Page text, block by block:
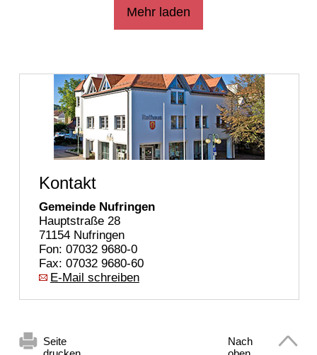
Mehr laden
Kontakt
Gemeinde Nufringen
Hauptstraße 28
71154 Nufringen
Fon: 07032 9680-0
Fax: 07032 9680-60
E-Mail schreiben
Seite
Nach